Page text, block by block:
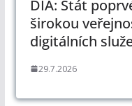
DIA: Stát
širokou
digitálních
29.7.2026